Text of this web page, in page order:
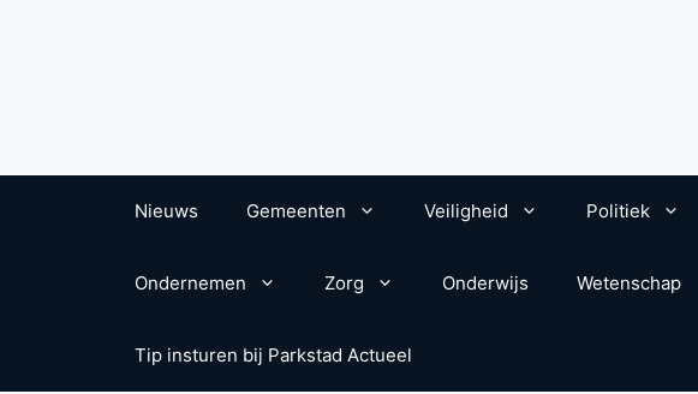
Nieuws Gemeenten Veiligheid Politiek
Ondernemen Zorg Onderwijs Wetenschap
Tip insturen bij Parkstad Actueel